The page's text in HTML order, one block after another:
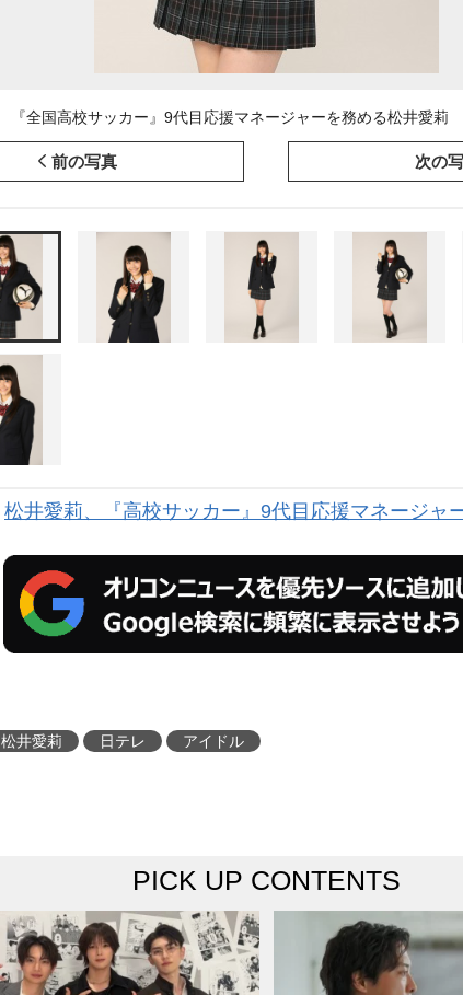
『全国高校サッカー』9代目応援マネージャーを務める松井愛莉
前の写真 次の
松井愛莉、『高校サッカー』9代目応援マネージャ
松井愛莉 日テレ アイドル
PICK UP CONTENTS